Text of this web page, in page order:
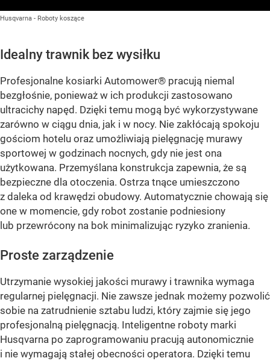
Husqvarna - Roboty koszące
Idealny trawnik bez wysiłku
Profesjonalne kosiarki Automower® pracują niemal
bezgłośnie, ponieważ w ich produkcji zastosowano
ultracichy napęd. Dzięki temu mogą być wykorzystywane
zarówno w ciągu dnia, jak i w nocy. Nie zakłócają spokoju
gościom hotelu oraz umożliwiają pielęgnację murawy
sportowej w godzinach nocnych, gdy nie jest ona
użytkowana. Przemyślana konstrukcja zapewnia, że są
bezpieczne dla otoczenia. Ostrza tnące umieszczono
z daleka od krawędzi obudowy. Automatycznie chowają się
one w momencie, gdy robot zostanie podniesiony
lub przewrócony na bok minimalizując ryzyko zranienia.
Proste zarządzenie
Utrzymanie wysokiej jakości murawy i trawnika wymaga
regularnej pielęgnacji. Nie zawsze jednak możemy pozwolić
sobie na zatrudnienie sztabu ludzi, który zajmie się jego
profesjonalną pielęgnacją. Inteligentne roboty marki
Husqvarna po zaprogramowaniu pracują autonomicznie
i nie wymagają stałej obecności operatora. Dzięki temu